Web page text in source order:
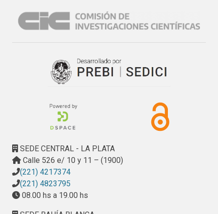
SEDE CENTRAL - LA PLATA
Calle 526 e/ 10 y 11 – (1900)
(221) 4217374
(221) 4823795
08.00 hs a 19.00 hs